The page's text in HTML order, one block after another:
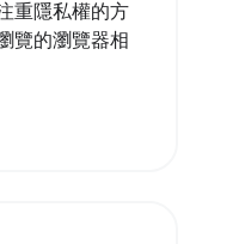
重隱私權的方
覽的瀏覽器相